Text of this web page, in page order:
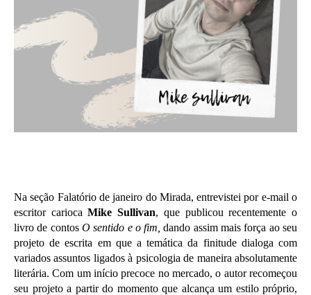
Na seção Falatório de janeiro do Mirada, entrevistei por e-mail o
escritor cariocaMike Sullivan, que publicou recentemente o
livro de contos O sentido e o fim,dando assim mais força ao seu
projeto de escrita em que a temática da finitude dialoga com
variados assuntos ligados à psicologia de maneira absolutamente
literária. Com um início precoce no mercado, o autor recomeçou
seu projeto a partir do momento que alcança um estilo próprio,